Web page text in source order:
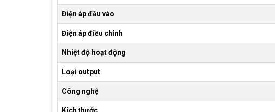
Điện áp đầu vào
Điện áp điều chỉnh
Nhiệt độ hoạt động
Loại output
Công nghệ
Kích thước